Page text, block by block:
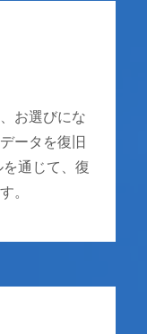
お選びにな
ータを復旧
通じて、復
。